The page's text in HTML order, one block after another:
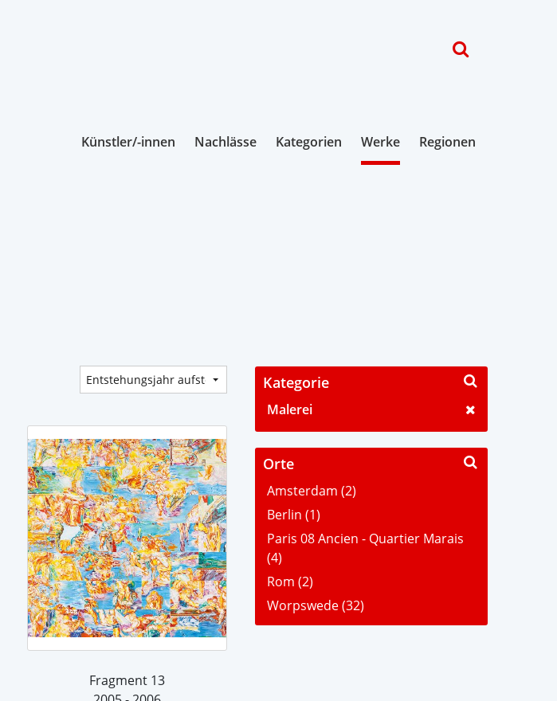
Künstler/-innen Nachlässe Kategorien Werke Regionen
Fragment 13
Kategorie
Malerei
Orte
Amsterdam (2)
Berlin (1)
Paris 08 Ancien - Quartier Marais
(4)
Rom (2)
Worpswede (32)